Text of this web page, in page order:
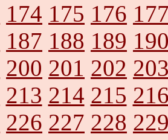
174 175 176
187 188 189
200 201 202
213 214 215
226 227 228